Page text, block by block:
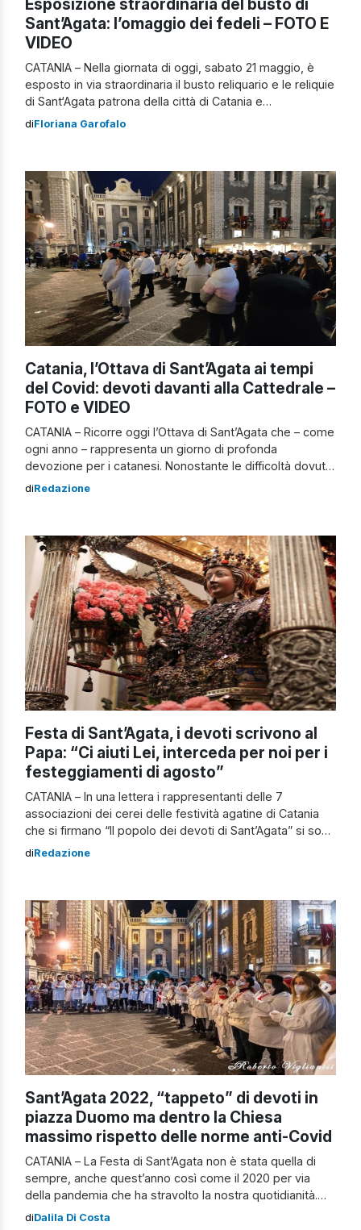
Sant’Agata: l’omaggio dei fedeli – FOTO E
VIDEO
CATANIA – Nella giornata di oggi, sabato 21 maggio, è
esposto in via straordinaria il busto reliquario e le reliquie
di Sant‘Agata patrona della città di Catania e
dell’Arcidiocesi. L’obiettivo della giornata è quello di
reliquario è esposto […]
diFloriana Garofalo
Catania, l’Ottava di Sant’Agata ai tempi
del Covid: devoti davanti alla Cattedrale –
FOTO e VIDEO
CATANIA – Ricorre oggi l’Ottava di Sant’Agata che – come
ogni anno – rappresenta un giorno di profonda
devozione per i catanesi. Nonostante le difficoltà dovute
alle restrizioni, anche quest’anno i devoti percepiscono
dell’ottavo giorno dall’uscita del fercolo però è […]
diRedazione
Festa di Sant’Agata, i devoti scrivono al
Papa: “Ci aiuti Lei, interceda per noi per i
festeggiamenti di agosto”
CATANIA – In una lettera i rappresentanti delle 7
associazioni dei cerei delle festività agatine di Catania
che si firmano “Il popolo dei devoti di Sant’Agata” si sono
rivolti al Papa per chiedere di intercedere per loro
diRedazione
Sant’Agata 2022, “tappeto” di devoti in
piazza Duomo ma dentro la Chiesa
massimo rispetto delle norme anti-Covid
CATANIA – La Festa di Sant’Agata non è stata quella di
sempre, anche quest’anno così come il 2020 per via
della pandemia che ha stravolto la nostra quotidianità.
Nel rispetto delle norme anti-Covid, non si è svolta la
diDalila Di Costa